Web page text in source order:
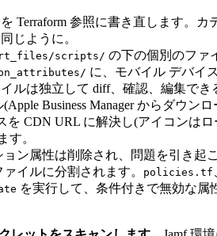
Terraform 参照に書き直します。カ
じように。
scripts/ の下の個別のファ
に、モバイル デバイ
ルは独立して diff、確認、編集でき
Business Manager からダウン
を CDN URL に解決し(アイコンは
す。
ン属性は削除され、問題を引き
イルに分割されます。
policies.tf
を実行して、条件付きで無効な